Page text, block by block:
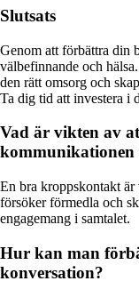
Slutsats
Genom att förbättra din
välbefinnande och
den rätt omsorg och
Ta dig tid att investera i
Vad är vikten av
kommunikationen
En bra kroppskontakt
försöker förmedla och
engagemang i samtalet.
Hur kan man
konversation?